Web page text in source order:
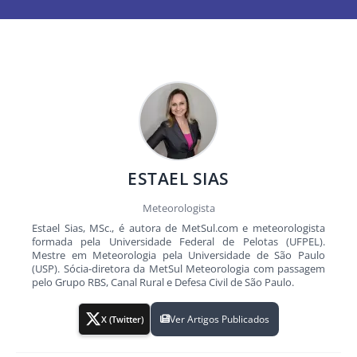
ESTAEL SIAS
Meteorologista
Estael Sias, MSc., é autora de MetSul.com e meteorologista
formada pela Universidade Federal de Pelotas (UFPEL).
Mestre em Meteorologia pela Universidade de São Paulo
(USP). Sócia-diretora da MetSul Meteorologia com passagem
pelo Grupo RBS, Canal Rural e Defesa Civil de São Paulo.
X (Twitter) Ver Artigos Publicados